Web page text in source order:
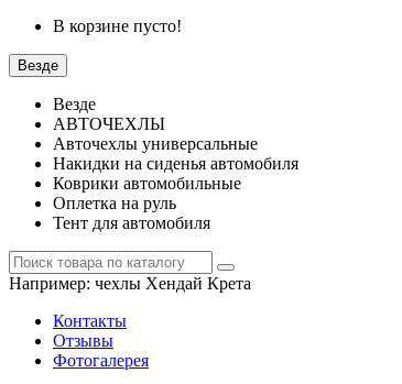
В корзине пусто!
Везде
Везде
АВТОЧЕХЛЫ
Авточехлы универсальные
Накидки на сиденья автомобиля
Коврики автомобильные
Оплетка на руль
Тент для автомобиля
Например: чехлы Хендай Крета
Контакты
Отзывы
Фотогалерея